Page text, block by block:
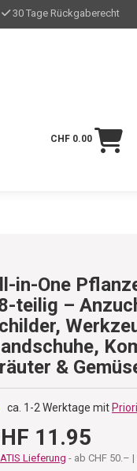
30 Tage Rückgaberecht
CHF 0.00
in-One
teilig –
&
ca. 1-2 Werktage mit
11.95
Lieferung - ab CHF 50.–